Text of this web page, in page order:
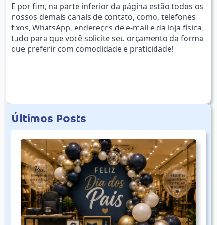
E por fim, na parte inferior da página estão todos os
nossos demais canais de contato, como, telefones
fixos, WhatsApp, endereços de e-mail e da loja física,
tudo para que você solicite seu orçamento da forma
que preferir com comodidade e praticidade!
ÚltimosPosts